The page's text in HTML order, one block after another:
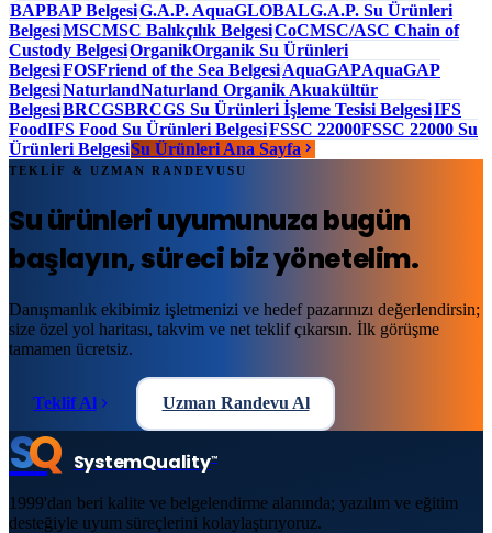
BAPBAP BelgesiG.A.P. AquaGLOBALG.A.P. Su Ürünleri
BelgesiMSCMSC Balıkçılık BelgesiCoCMSC/ASC Chain of
Custody BelgesiOrganikOrganik Su Ürünleri
BelgesiFOSFriend of the Sea BelgesiAquaGAPAquaGAP
BelgesiNaturlandNaturland Organik Akuakültür
BelgesiBRCGSBRCGS Su Ürünleri İşleme Tesisi BelgesiIFS
FoodIFS Food Su Ürünleri BelgesiFSSC 22000FSSC 22000 Su
Ürünleri BelgesiSu Ürünleri Ana Sayfa
TEKLİF & UZMAN RANDEVUSU
Su ürünleri uyumunuzabugün
başlayın, süreci biz yönetelim.
Danışmanlık ekibimiz işletmenizi ve hedef pazarınızı değerlendirsin;
size özel yol haritası, takvim ve net teklif çıkarsın. İlk görüşme
tamamen ücretsiz.
Teklif Al Uzman Randevu Al
SQ SystemQuality™
1999'dan beri kalite ve belgelendirme alanında; yazılım ve eğitim
desteğiyle uyum süreçlerini kolaylaştırıyoruz.